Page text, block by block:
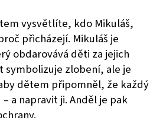
vysvětlíte, kdo Mikuláš,
přicházejí. Mikuláš je
obdarovává děti za jejich
symbolizuje zlobení, ale je
dětem připomněl, že každý
a napravit ji. Anděl je pak